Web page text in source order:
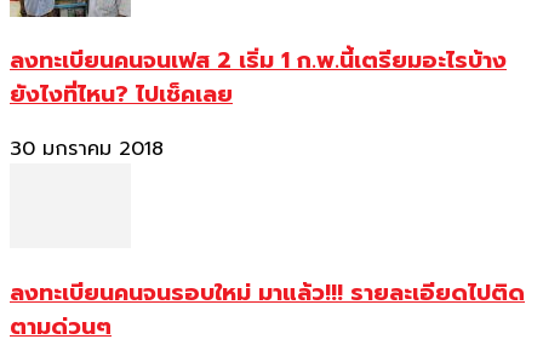
ลงทะเบียนคนจนเฟส 2 เริ่ม 1 ก.พ.นี้เตรียมอะไรบ้าง
ยังไงที่ไหน? ไปเช็คเลย
30 มกราคม 2018
ลงทะเบียนคนจนรอบใหม่ มาแล้ว!!! รายละเอียดไปติด
ตามด่วนๆ